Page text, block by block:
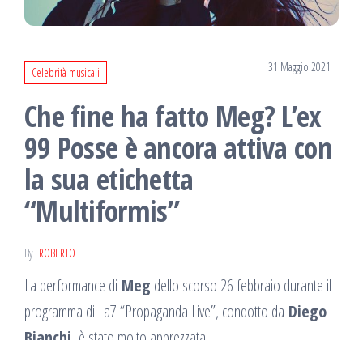
Celebrità musicali 31 Maggio 2021
Che fine ha fatto Meg? L’ex
99 Posse è ancora attiva con
la sua etichetta
“Multiformis”
By ROBERTO
La performance di Meg dello scorso 26 febbraio durante il
programma di La7 “Propaganda Live”, condotto da Diego